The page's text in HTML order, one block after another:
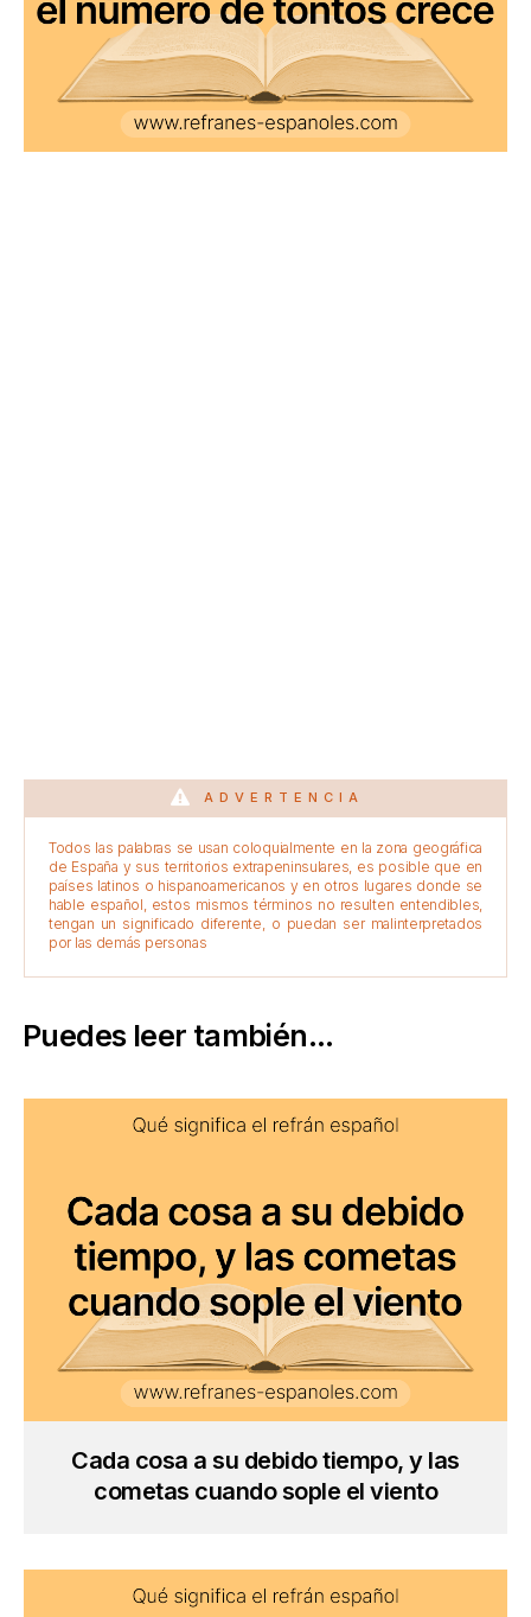
ADVERTENCIA
Todos las palabras se usan coloquialmente en la zona geográfica
de España y sus territorios extrapeninsulares, es posible que en
países latinos o hispanoamericanos y en otros lugares donde se
hable español, estos mismos términos no resulten entendibles,
tengan un significado diferente, o puedan ser malinterpretados
por las demás personas
Puedes leer también...
Cada cosa a su debido tiempo, y las
cometas cuando sople el viento